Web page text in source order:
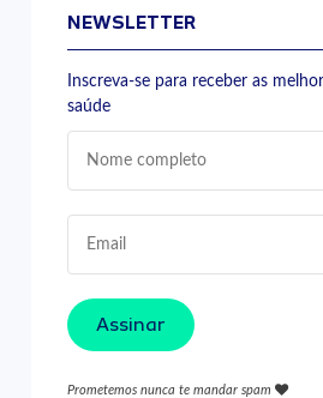
NEWSLETTER
Inscreva-se para receber as
saúde
Assinar
Prometemos nunca te mandar spam